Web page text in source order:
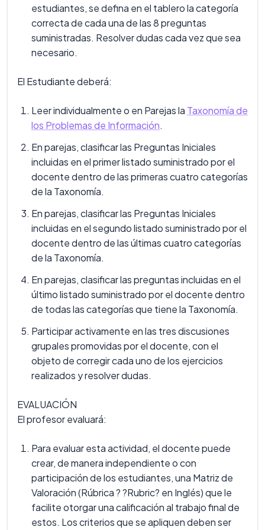
estudiantes, se defina en el tablero la categoría
correcta de cada una de las 8 preguntas
suministradas. Resolver dudas cada vez que sea
necesario.
El Estudiante deberá:
Leer individualmente o en Parejas la Taxonomía de
los Problemas de Información.
En parejas, clasificar las Preguntas Iniciales
incluidas en el primer listado suministrado por el
docente dentro de las primeras cuatro categorías
de la Taxonomía.
En parejas, clasificar las Preguntas Iniciales
incluidas en el segundo listado suministrado por el
docente dentro de las últimas cuatro categorías
de la Taxonomía.
En parejas, clasificar las preguntas incluidas en el
último listado suministrado por el docente dentro
de todas las categorías que tiene la Taxonomía.
Participar activamente en las tres discusiones
grupales promovidas por el docente, con el
objeto de corregir cada uno de los ejercicios
realizados y resolver dudas.
EVALUACIÓN
El profesor evaluará:
Para evaluar esta actividad, el docente puede
crear, de manera independiente o con
participación de los estudiantes, una Matriz de
Valoración (Rúbrica ? ?Rubric? en Inglés) que le
facilite otorgar una calificación al trabajo final de
estos. Los criterios que se apliquen deben ser